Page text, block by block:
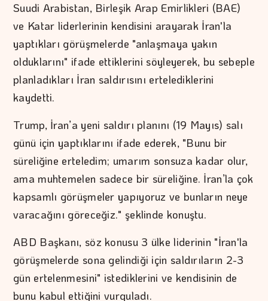
Suudi Arabistan, Birleşik Arap Emirlikleri (BAE)
ve Katar liderlerinin kendisini arayarak İran'la
yaptıkları görüşmelerde "anlaşmaya yakın
olduklarını" ifade ettiklerini söyleyerek, bu sebeple
planladıkları İran saldırısını ertelediklerini
kaydetti.
Trump, İran’a yeni saldırı planını (19 Mayıs) salı
günü için yaptıklarını ifade ederek, "Bunu bir
süreliğine erteledim; umarım sonsuza kadar olur,
ama muhtemelen sadece bir süreliğine. İran’la çok
kapsamlı görüşmeler yapıyoruz ve bunların neye
varacağını göreceğiz." şeklinde konuştu.
ABD Başkanı, söz konusu 3 ülke liderinin "İran'la
görüşmelerde sona gelindiği için saldırıların 2-3
gün ertelenmesini" istediklerini ve kendisinin de
bunu kabul ettiğini vurguladı.